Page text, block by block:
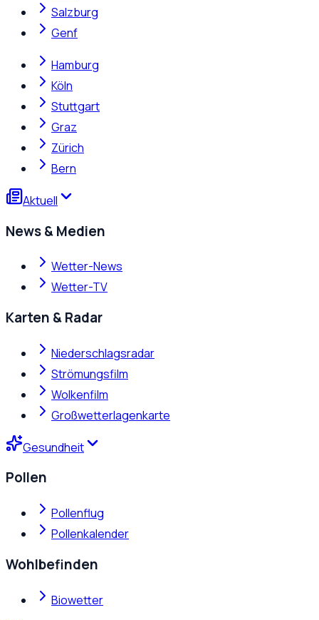
Salzburg
Genf
Hamburg
Köln
Stuttgart
Graz
Zürich
Bern
Aktuell
News & Medien
Wetter-News
Wetter-TV
Karten & Radar
Niederschlagsradar
Strömungsfilm
Wolkenfilm
Großwetterlagenkarte
Gesundheit
Pollen
Pollenflug
Pollenkalender
Wohlbefinden
Biowetter